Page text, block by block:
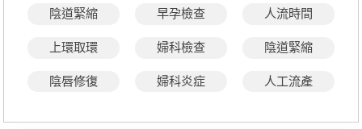
陰道緊縮 早孕檢查 人流時間
上環取環 婦科檢查 陰道緊縮
陰唇修復 婦科炎症 人工流產